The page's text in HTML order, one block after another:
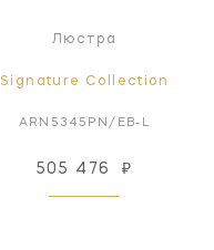
Люстра
Signature Collection
ARN5345PN/EB-L
505 476 ₽